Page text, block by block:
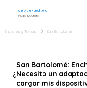
get-the-tech.org
Plugs & Outlets
Enchufes y Tomas San Bartolomé
San Bartolomé:
¿Necesito un
cargar mis